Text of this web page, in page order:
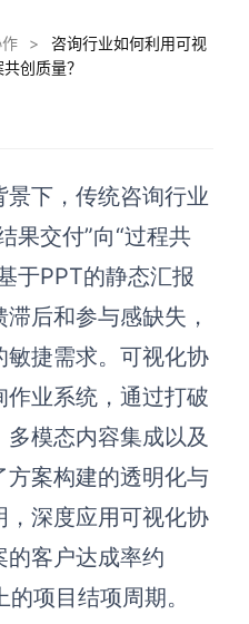
空间
辑
>
咨询行业如何利用可视
创质量？
下，传统咨询行业
果交付”向“过程共
于PPT的静态汇报
后和参与感缺失，
敏捷需求。可视化协
业系统，通过打破
模态内容集成以及
方案构建的透明化与
深度应用可视化协
的客户达成率约
项目结项周期。